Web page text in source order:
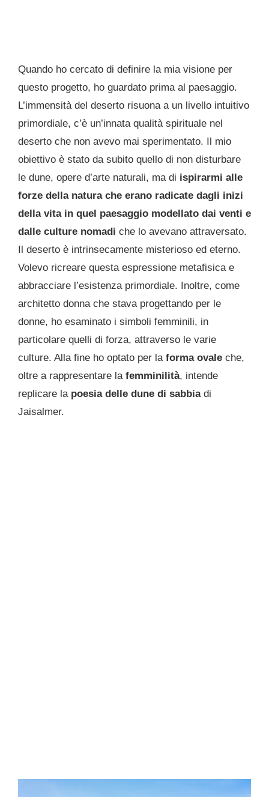
Quando ho cercato di definire la mia visione per
questo progetto, ho guardato prima al paesaggio.
L’immensità del deserto risuona a un livello intuitivo
primordiale, c’è un’innata qualità spirituale nel
deserto che non avevo mai sperimentato. Il mio
obiettivo è stato da subito quello di non disturbare
le dune, opere d’arte naturali, ma di ispirarmi alle
forze della natura che erano radicate dagli inizi
della vita in quel paesaggio modellato dai venti e
dalle culture nomadi che lo avevano attraversato.
Il deserto è intrinsecamente misterioso ed eterno.
Volevo ricreare questa espressione metafisica e
abbracciare l’esistenza primordiale. Inoltre, come
architetto donna che stava progettando per le
donne, ho esaminato i simboli femminili, in
particolare quelli di forza, attraverso le varie
culture. Alla fine ho optato per la forma ovale che,
oltre a rappresentare la femminilità, intende
replicare la poesia delle dune di sabbia di
Jaisalmer.